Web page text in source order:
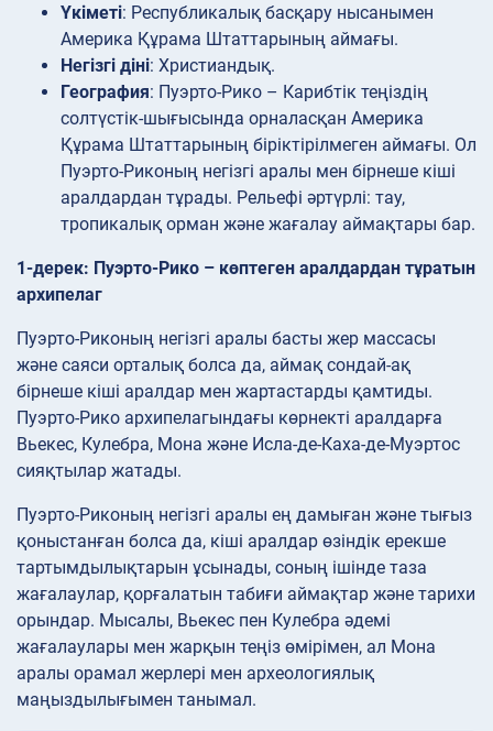
Үкіметі: Республикалық басқару нысанымен
Америка Құрама Штаттарының аймағы.
Негізгі діні: Христиандық.
География: Пуэрто-Рико – Карибтік теңіздің
солтүстік-шығысында орналасқан Америка
Құрама Штаттарының біріктірілмеген аймағы. Ол
Пуэрто-Риконың негізгі аралы мен бірнеше кіші
аралдардан тұрады. Рельефі әртүрлі: тау,
тропикалық орман және жағалау аймақтары бар.
1-дерек: Пуэрто-Рико – көптеген аралдардан тұратын
архипелаг
Пуэрто-Риконың негізгі аралы басты жер массасы
және саяси орталық болса да, аймақ сондай-ақ
бірнеше кіші аралдар мен жартастарды қамтиды.
Пуэрто-Рико архипелагындағы көрнекті аралдарға
Вьекес, Кулебра, Мона және Исла-де-Каха-де-Муэртос
сияқтылар жатады.
Пуэрто-Риконың негізгі аралы ең дамыған және тығыз
қоныстанған болса да, кіші аралдар өзіндік ерекше
тартымдылықтарын ұсынады, соның ішінде таза
жағалаулар, қорғалатын табиғи аймақтар және тарихи
орындар. Мысалы, Вьекес пен Кулебра әдемі
жағалаулары мен жарқын теңіз өмірімен, ал Мона
аралы орамал жерлері мен археологиялық
маңыздылығымен танымал.